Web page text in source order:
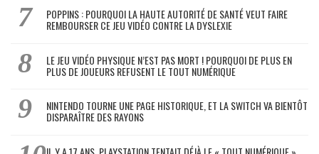
POPPINS : POURQUOI LA HAUTE AUTORITÉ DE SANTÉ VEUT FAIRE
REMBOURSER CE JEU VIDÉO CONTRE LA DYSLEXIE
LE JEU VIDÉO PHYSIQUE N’EST PAS MORT ! POURQUOI DE PLUS EN
PLUS DE JOUEURS REFUSENT LE TOUT NUMÉRIQUE
NINTENDO TOURNE UNE PAGE HISTORIQUE, ET LA SWITCH VA BIENTÔT
DISPARAÎTRE DES RAYONS